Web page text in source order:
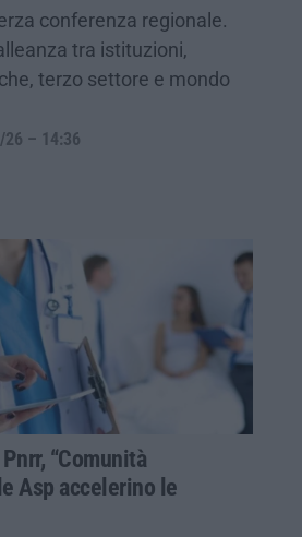
conferenza regionale.
tra istituzioni,
terzo settore e mondo
26 – 14:36
“Comunità
Asp accelerino le